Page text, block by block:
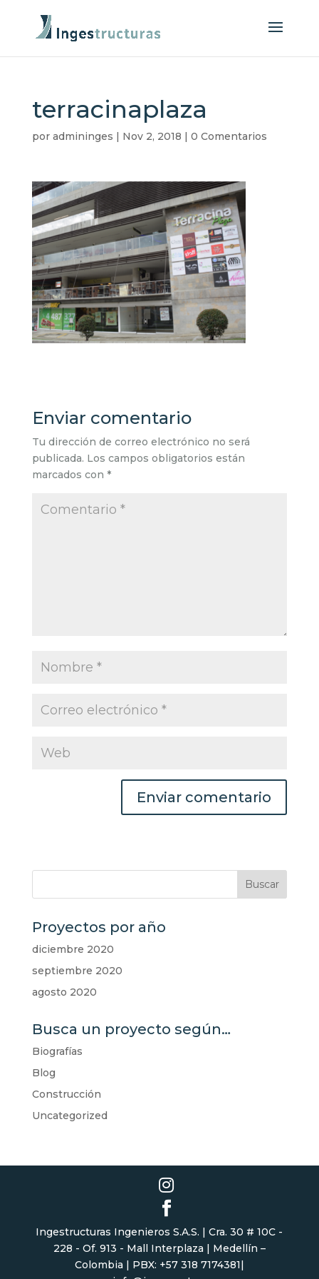
terracinaplaza
por admininges | Nov 2, 2018 | 0 Comentarios
Enviar comentario
Tu dirección de correo electrónico no será
publicada. Los campos obligatorios están
marcados con *
Proyectos por año
diciembre 2020
septiembre 2020
agosto 2020
Busca un proyecto según…
Biografías
Blog
Construcción
Uncategorized
Ingestructuras Ingenieros S.A.S. | Cra. 30 # 10C -
228 - Of. 913 - Mall Interplaza | Medellín –
Colombia | PBX: +57 318 7174381|